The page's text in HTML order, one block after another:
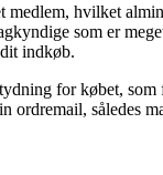
hvilket
som er
indkøb.
for købet,
ordremail, således